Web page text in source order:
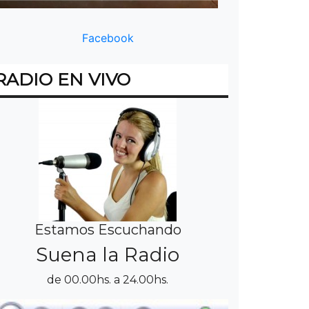
Facebook
EN VIVO
Estamos Escuchando
Suena la Radio
de 00.00hs. a 24.00hs.